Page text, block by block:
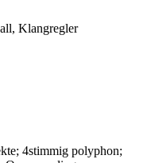
Klangregler
4stimmig polyphon;